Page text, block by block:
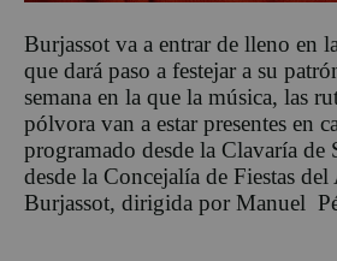
Burjassot va a entrar de lleno en
que dará paso a festejar a su
semana en la que la música, las
pólvora van a estar presentes en
programado desde la Clavaría de
desde la Concejalía de Fiestas
Burjassot, dirigida por Manuel